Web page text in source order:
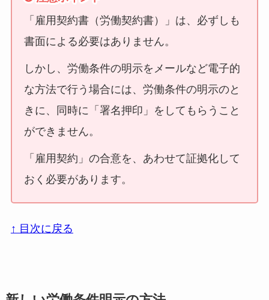
「雇用契約書（労働契約書）」は、必ずしも
書面による必要はありません。
しかし、労働条件の明示をメールなど電子的
な方法で行う場合には、労働条件の明示のと
きに、同時に「署名押印」をしてもらうこと
ができません。
「雇用契約」の合意を、あわせて証拠化して
おく必要があります。
↑ 目次に戻る